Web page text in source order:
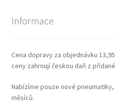
Informace
Cena dopravy za objednávku
ceny zahrnují českou daň z
Nabízíme pouze nové
měsíců.